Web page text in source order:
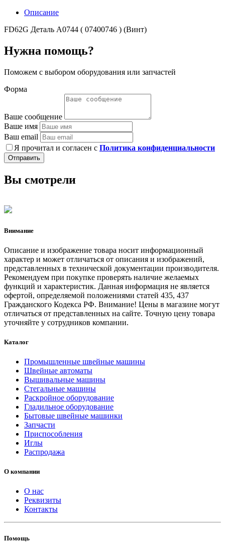
Описание
FD62G Деталь А0744 ( 07400746 ) (Винт)
Нужна помощь?
Поможем с выбором оборудования или запчастей
Форма
Ваше сообщение
Ваше имя
Ваш email
Я прочитал и согласен с Политика конфиденциальности
Отправить
Вы смотрели
Внимание
Описание и изображение товара носит информационный
характер и может отличаться от описания и изображений,
представленных в технической документации производителя.
Рекомендуем при покупке проверять наличие желаемых
функций и характеристик. Данная информация не является
офертой, определяемой положениями статей 435, 437
Гражданского Кодекса РФ. Внимание! Цены в магазине могут
отличаться от представленных на сайте. Точную цену товара
уточняйте у сотрудников компании.
Каталог
Промышленные швейные машины
Швейные автоматы
Вышивальные машины
Стегальные машины
Раскройное оборудование
Гладильное оборудование
Бытовые швейные машинки
Запчасти
Приспособления
Иглы
Распродажа
О компании
О нас
Реквизиты
Контакты
Помощь